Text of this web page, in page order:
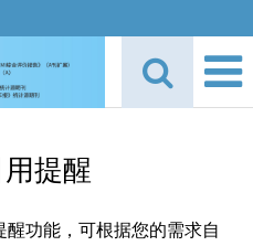
提醒
功能，可根据您的需求自